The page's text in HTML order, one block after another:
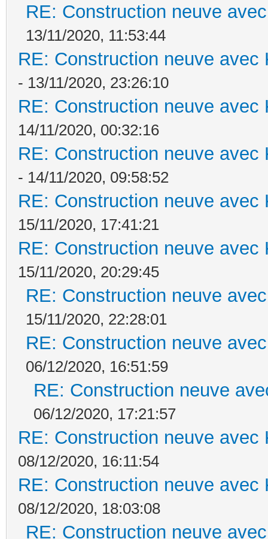
RE: Construction neuve
13/11/2020, 11:53:44
RE: Construction neuve avec
- 13/11/2020, 23:26:10
RE: Construction neuve avec
14/11/2020, 00:32:16
RE: Construction neuve avec
- 14/11/2020, 09:58:52
RE: Construction neuve avec
15/11/2020, 17:41:21
RE: Construction neuve avec
15/11/2020, 20:29:45
RE: Construction neuve
15/11/2020, 22:28:01
RE: Construction neuve
06/12/2020, 16:51:59
RE: Construction neuve
06/12/2020, 17:21:57
RE: Construction neuve avec
08/12/2020, 16:11:54
RE: Construction neuve avec
08/12/2020, 18:03:08
RE: Construction neuve